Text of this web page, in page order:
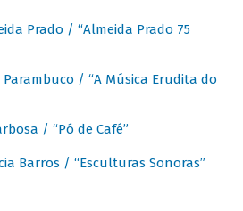
Prado / “Almeida Prado 75
/ “A Música Erudita do
/ “Pó de Café”
Barros / “Esculturas Sonoras”